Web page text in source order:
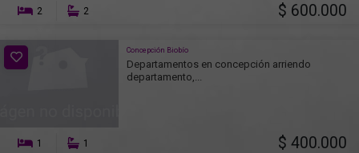
2 2 $ 600.000
Concepción Biobío
Departamentos en concepción arriendo
departamento,...
1 1 $ 400.000